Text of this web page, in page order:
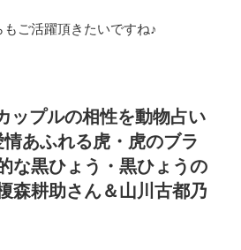
ご活躍頂きたいですね♪
ップルの相性を動物占い
あふれる虎・虎のブラ
な黒ひょう・黒ひょうの
森耕助さん＆山川古都乃